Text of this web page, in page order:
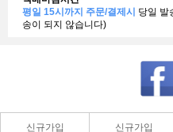
평일 15시까지 주문/결제시 당일 발
송이 되지 않습니다)
신규가입
신규가입